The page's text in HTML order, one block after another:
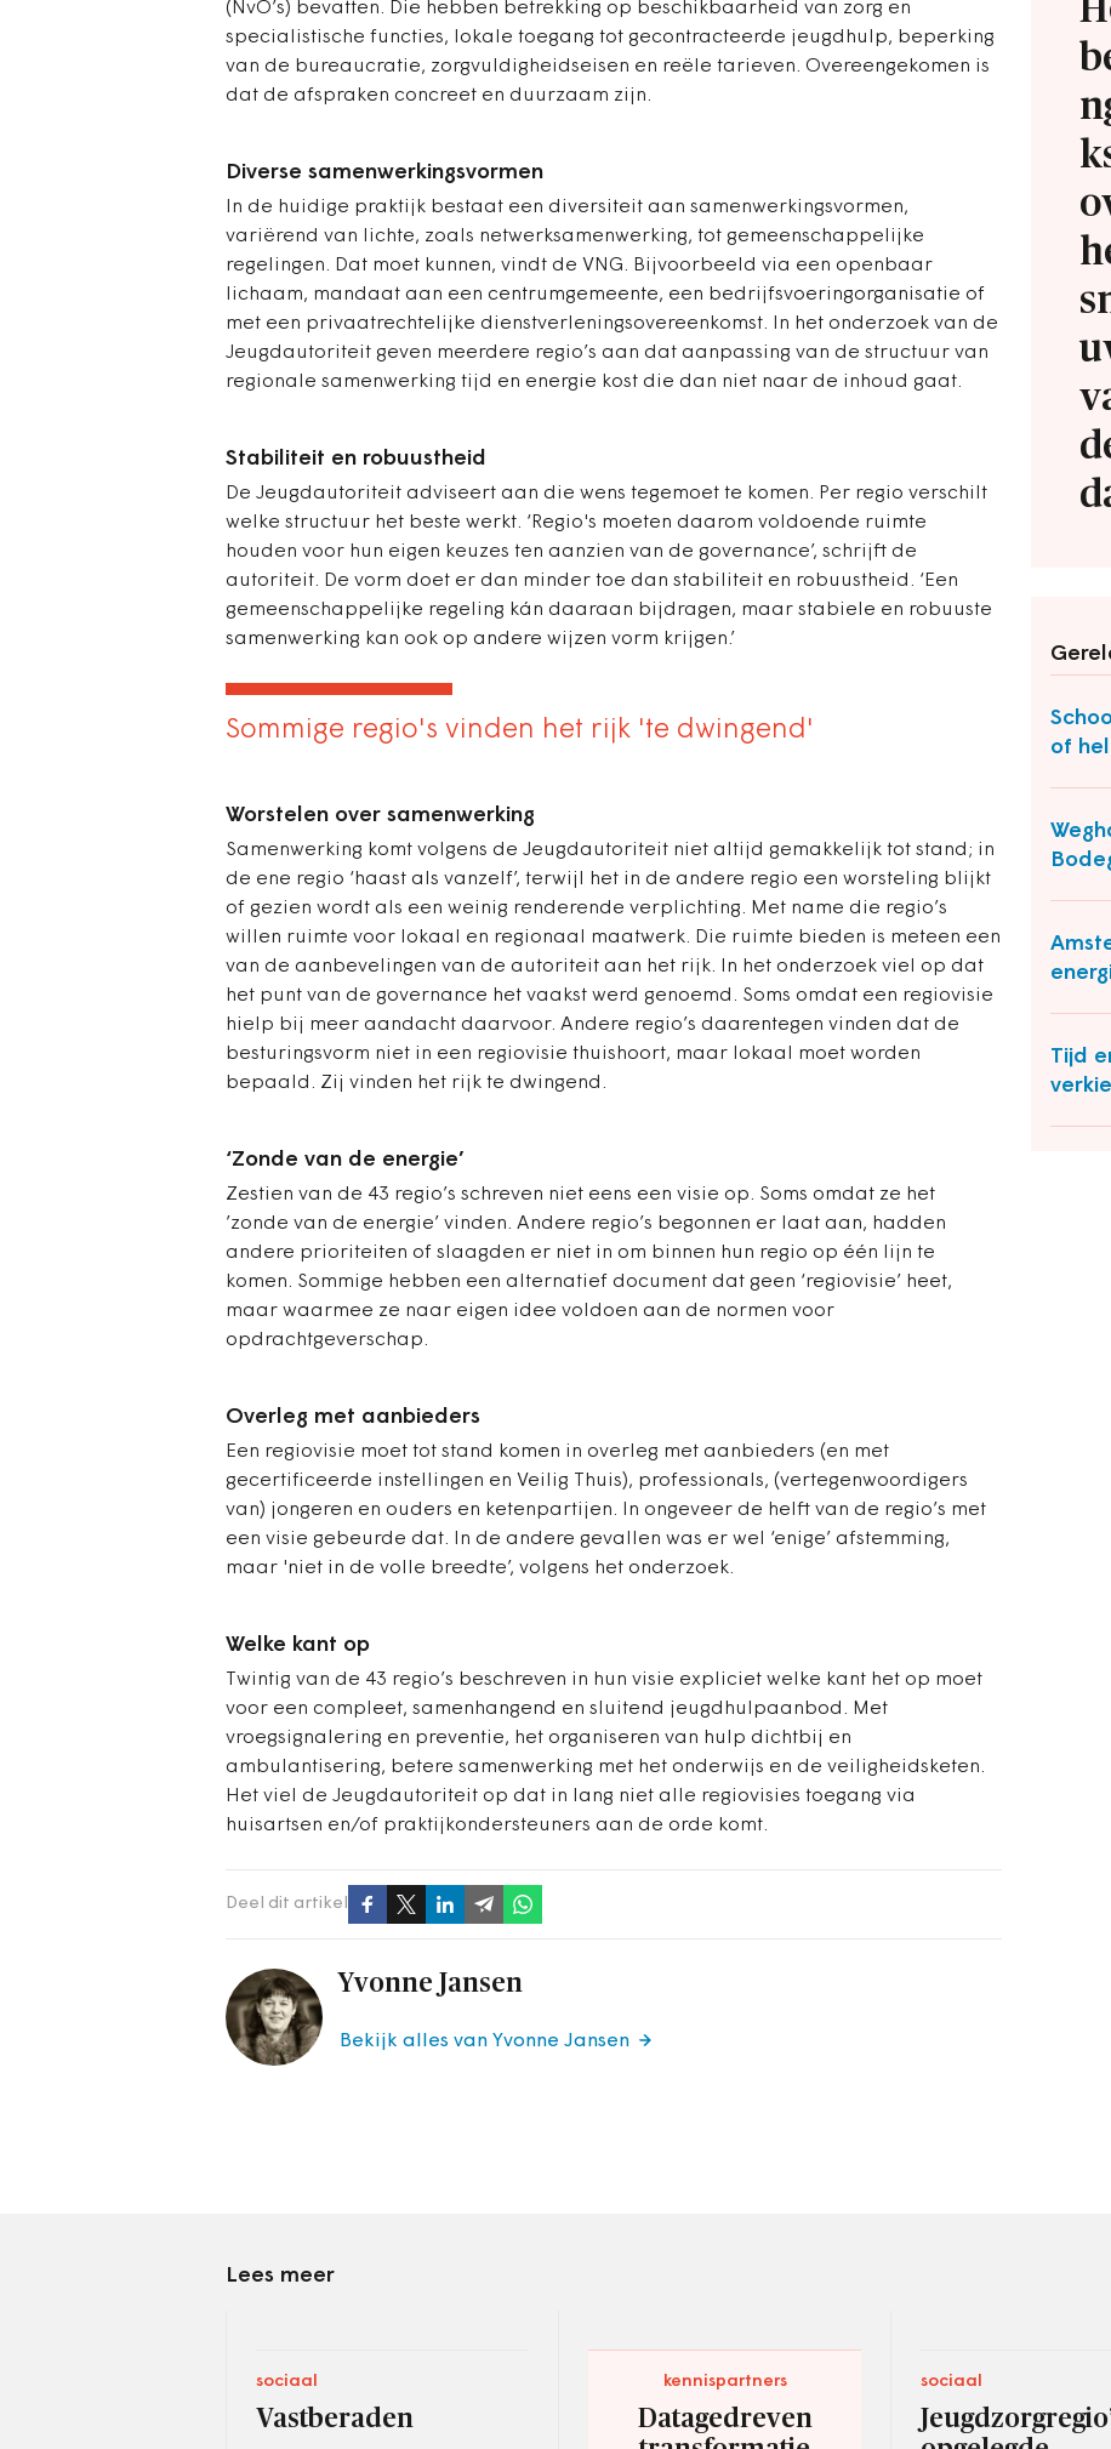
of
Tijd
(NvO’s) bevatten. Die hebben betrekking op beschikbaarheid van zorg en
specialistische functies, lokale toegang tot gecontracteerde jeugdhulp, beperking
van de bureaucratie, zorgvuldigheidseisen en reële tarieven. Overeengekomen is
dat de afspraken concreet en duurzaam zijn.
Diverse samenwerkingsvormen
In de huidige praktijk bestaat een diversiteit aan samenwerkingsvormen,
variërend van lichte, zoals netwerksamenwerking, tot gemeenschappelijke
regelingen. Dat moet kunnen, vindt de VNG. Bijvoorbeeld via een openbaar
lichaam, mandaat aan een centrumgemeente, een bedrijfsvoeringorganisatie of
met een privaatrechtelijke dienstverleningsovereenkomst. In het onderzoek van de
Jeugdautoriteit geven meerdere regio’s aan dat aanpassing van de structuur van
regionale samenwerking tijd en energie kost die dan niet naar de inhoud gaat.
Stabiliteit en robuustheid
De Jeugdautoriteit adviseert aan die wens tegemoet te komen. Per regio verschilt
welke structuur het beste werkt. ‘Regio's moeten daarom voldoende ruimte
houden voor hun eigen keuzes ten aanzien van de governance’, schrijft de
autoriteit. De vorm doet er dan minder toe dan stabiliteit en robuustheid. ‘Een
gemeenschappelijke regeling kán daaraan bijdragen, maar stabiele en robuuste
samenwerking kan ook op andere wijzen vorm krijgen.’
Sommige regio's vinden het rijk 'te dwingend'
Worstelen over samenwerking
Samenwerking komt volgens de Jeugdautoriteit niet altijd gemakkelijk tot stand; in
de ene regio ‘haast als vanzelf’, terwijl het in de andere regio een worsteling blijkt
of gezien wordt als een weinig renderende verplichting. Met name die regio’s
willen ruimte voor lokaal en regionaal maatwerk. Die ruimte bieden is meteen een
van de aanbevelingen van de autoriteit aan het rijk.
In het onderzoek viel op dat
het punt van de governance het vaakst werd genoemd. Soms omdat een regiovisie
hielp bij meer aandacht daarvoor. Andere regio’s daarentegen vinden dat de
besturingsvorm niet in een regiovisie thuishoort, maar lokaal moet worden
bepaald. Zij vinden het rijk te dwingend.
‘Zonde van de energie’
Zestien van de 43 regio’s schreven niet eens een visie op. Soms omdat ze het
’zonde van de energie’ vinden. Andere regio’s begonnen er laat aan, hadden
andere prioriteiten of slaagden er niet in om binnen hun regio op één lijn te
komen. Sommige hebben een alternatief document dat geen ‘regiovisie’ heet,
maar waarmee ze naar eigen idee voldoen aan de normen voor
opdrachtgeverschap.
Overleg met aanbieders
Een regiovisie moet tot stand komen in overleg met aanbieders (en met
gecertificeerde instellingen en Veilig Thuis), professionals, (vertegenwoordigers
van) jongeren en ouders en ketenpartijen. In ongeveer de helft van de regio’s met
een visie gebeurde dat. In de andere gevallen was er wel ‘enige’ afstemming,
maar 'niet in de volle breedte’, volgens het onderzoek.
Welke kant op
Twintig van de 43 regio’s beschreven in hun visie expliciet welke kant het op moet
voor een compleet, samenhangend en sluitend jeugdhulpaanbod. Met
vroegsignalering en preventie, het organiseren van hulp dichtbij en
ambulantisering, betere samenwerking met het onderwijs en de veiligheidsketen.
Het viel de Jeugdautoriteit op dat in lang niet alle regiovisies toegang via
huisartsen en/of praktijkondersteuners aan de orde komt.
Deel dit artikel
Yvonne Jansen
Bekijk alles van Yvonne Jansen
Lees meer
sociaal
Vastberaden
kennispartners
Datagedreven
sociaal